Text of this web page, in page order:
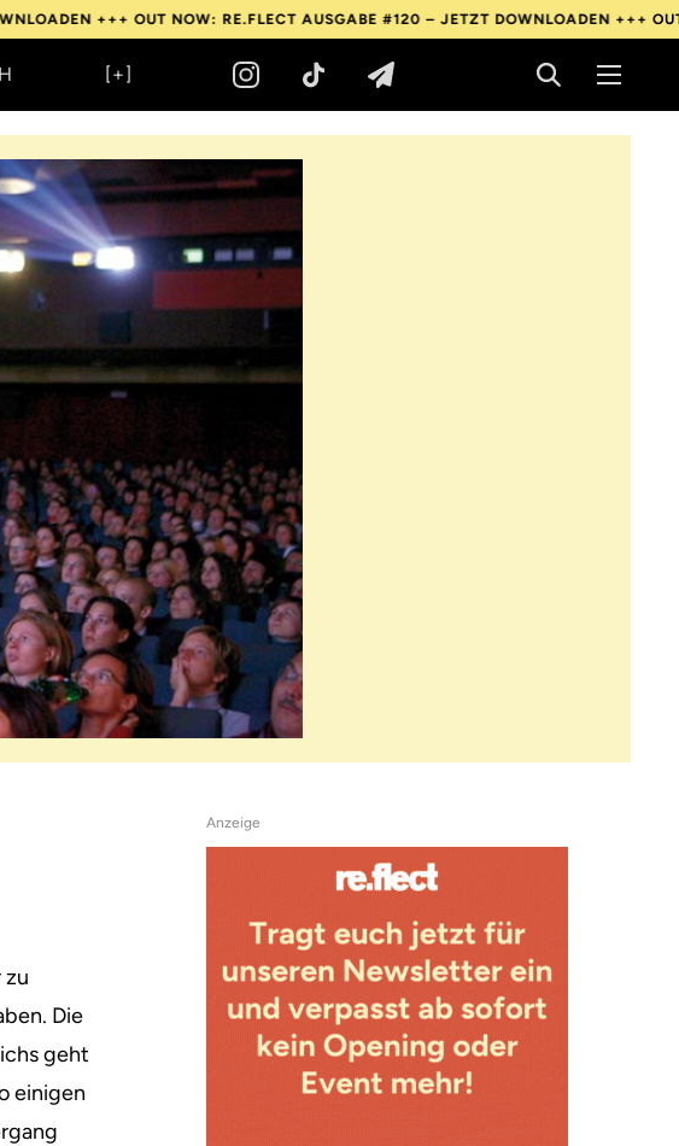
+++OUT NOW: RE.FLECT AUSGABE #120 – JETZT DOWNLOADEN +++OUT NOW:
[+]
zu
Die
geht
einigen
Anzeige